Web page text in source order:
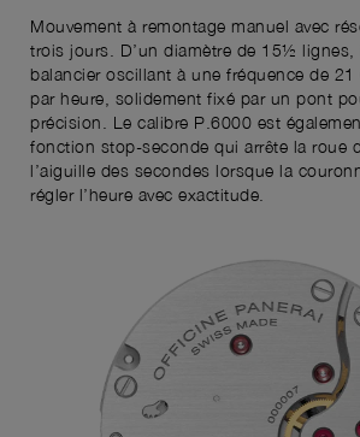
Mouvement à remontage manuel avec
trois jours. D’un diamètre de 15½ lignes,
balancier oscillant à une fréquence de
par heure, solidement fixé par un pont
précision. Le calibre P.6000 est
fonction stop-seconde qui arrête la roue
l’aiguille des secondes lorsque la
régler l’heure avec exactitude.